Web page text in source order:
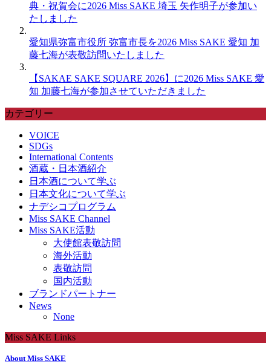
典・祝賀会に2026 Miss SAKE 埼玉 矢作明子が参加い
たしました
愛知県弥富市役所 弥富市長を2026 Miss SAKE 愛知 加
藤七海が表敬訪問いたしました
【SAKAE SAKE SQUARE 2026】に2026 Miss SAKE 愛
知 加藤七海が参加させていただきました
カテゴリー
VOICE
SDGs
International Contents
酒蔵・日本酒紹介
日本酒について学ぶ
日本文化について学ぶ
ナデシコプログラム
Miss SAKE Channel
Miss SAKE活動
大使館表敬訪問
海外活動
表敬訪問
国内活動
ブランドパートナー
News
None
Miss SAKE Links
About Miss SAKE